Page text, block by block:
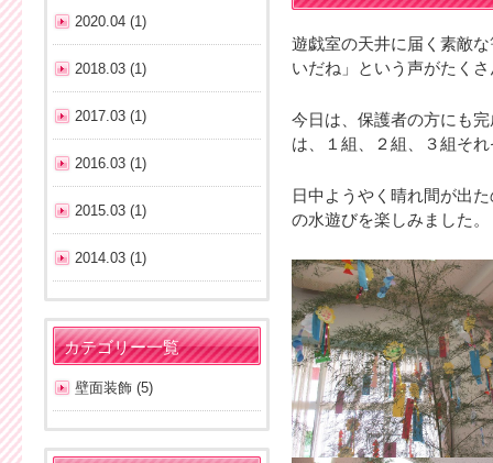
遊戯室の天井に届く素敵
いだね」という声がたく
今日は、保護者の方にも
は、１組、２組、３組そ
日中ようやく晴れ間が出
の水遊びを楽しみました。
2020.04 (1)
2018.03 (1)
2017.03 (1)
2016.03 (1)
2015.03 (1)
2014.03 (1)
カテゴリー一覧
壁面装飾 (5)